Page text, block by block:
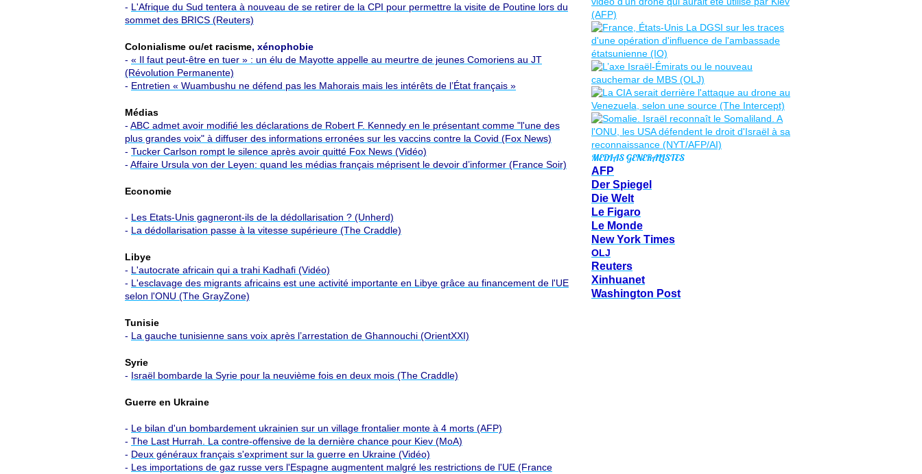
- L'Afrique du Sud tentera à nouveau de se retirer de la CPI pour permettre la visite de Poutine lors du
sommet des BRICS (Reuters)
Colonialisme ou/et racisme, xénophobie
- « Il faut peut-être en tuer » : un élu de Mayotte appelle au meurtre de jeunes Comoriens au JT
(Révolution Permanente)
- Entretien « Wuambushu ne défend pas les Mahorais mais les intérêts de l’État français »
Médias
- ABC admet avoir modifié les déclarations de Robert F. Kennedy en le présentant comme "l'une des
plus grandes voix" à diffuser des informations erronées sur les vaccins contre la Covid (Fox News)
- Tucker Carlson rompt le silence après avoir quitté Fox News (Vidéo)
- Affaire Ursula von der Leyen: quand les médias français méprisent le devoir d’informer (France Soir)
Economie
- Les Etats-Unis gagneront-ils de la dédollarisation ? (Unherd)
- La dédollarisation passe à la vitesse supérieure (The Craddle)
Libye
- L'autocrate africain qui a trahi Kadhafi (Vidéo)
- L'esclavage des migrants africains est une activité importante en Libye grâce au financement de l'UE
selon l'ONU (The GrayZone)
Tunisie
- La gauche tunisienne sans voix après l’arrestation de Ghannouchi (OrientXXI)
Syrie
- Israël bombarde la Syrie pour la neuvième fois en deux mois (The Craddle)
Guerre en Ukraine
- Le bilan d'un bombardement ukrainien sur un village frontalier monte à 4 morts (AFP)
- The Last Hurrah. La contre-offensive de la dernière chance pour Kiev (MoA)
- Deux généraux français s'expriment sur la guerre en Ukraine (Vidéo)
- Les importations de gaz russe vers l'Espagne augmentent malgré les restrictions de l'UE (France
MEDIAS GENERALISTES
AFP
Der Spiegel
Die Welt
Le Figaro
Le Monde
New York Times
OLJ
Reuters
Xinhuanet
Washington Post